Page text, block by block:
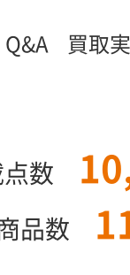
Q&A 買取
点数
品数